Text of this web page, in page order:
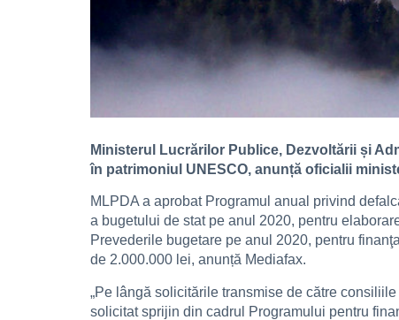
Ministerul Lucrărilor Publice, Dezvoltării și
în patrimoniul UNESCO, anunță oficialii
MLPDA a aprobat Programul anual privind
a bugetului de stat pe anul 2020, pentru
Prevederile bugetare pe anul 2020, pentru
de 2.000.000 lei, anunță Mediafax.
„Pe lângă solicitările transmise de către
solicitat sprijin din cadrul Programului pentru